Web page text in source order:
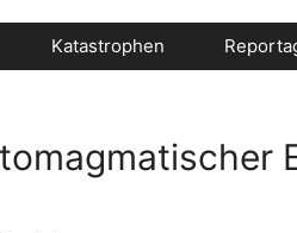
Katastrophen